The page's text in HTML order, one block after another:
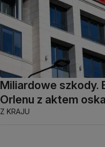
Miliardowe szkody.
Orlenu z aktem
Z KRAJU